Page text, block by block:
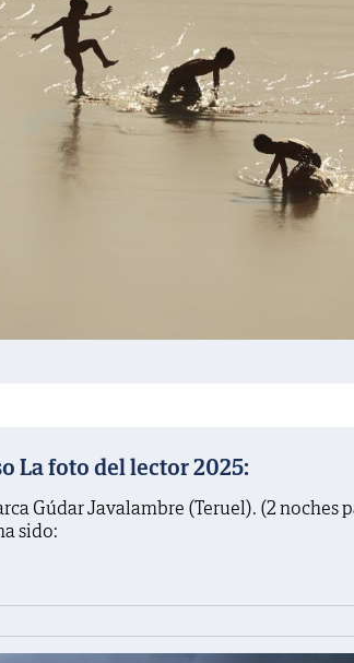
La foto del lector 2025:
Gúdar Javalambre (Teruel). (2 noches
sido: